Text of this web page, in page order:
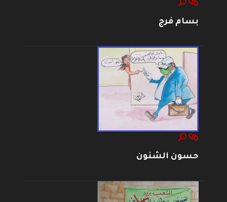
بسام فرج
حسون الشنون